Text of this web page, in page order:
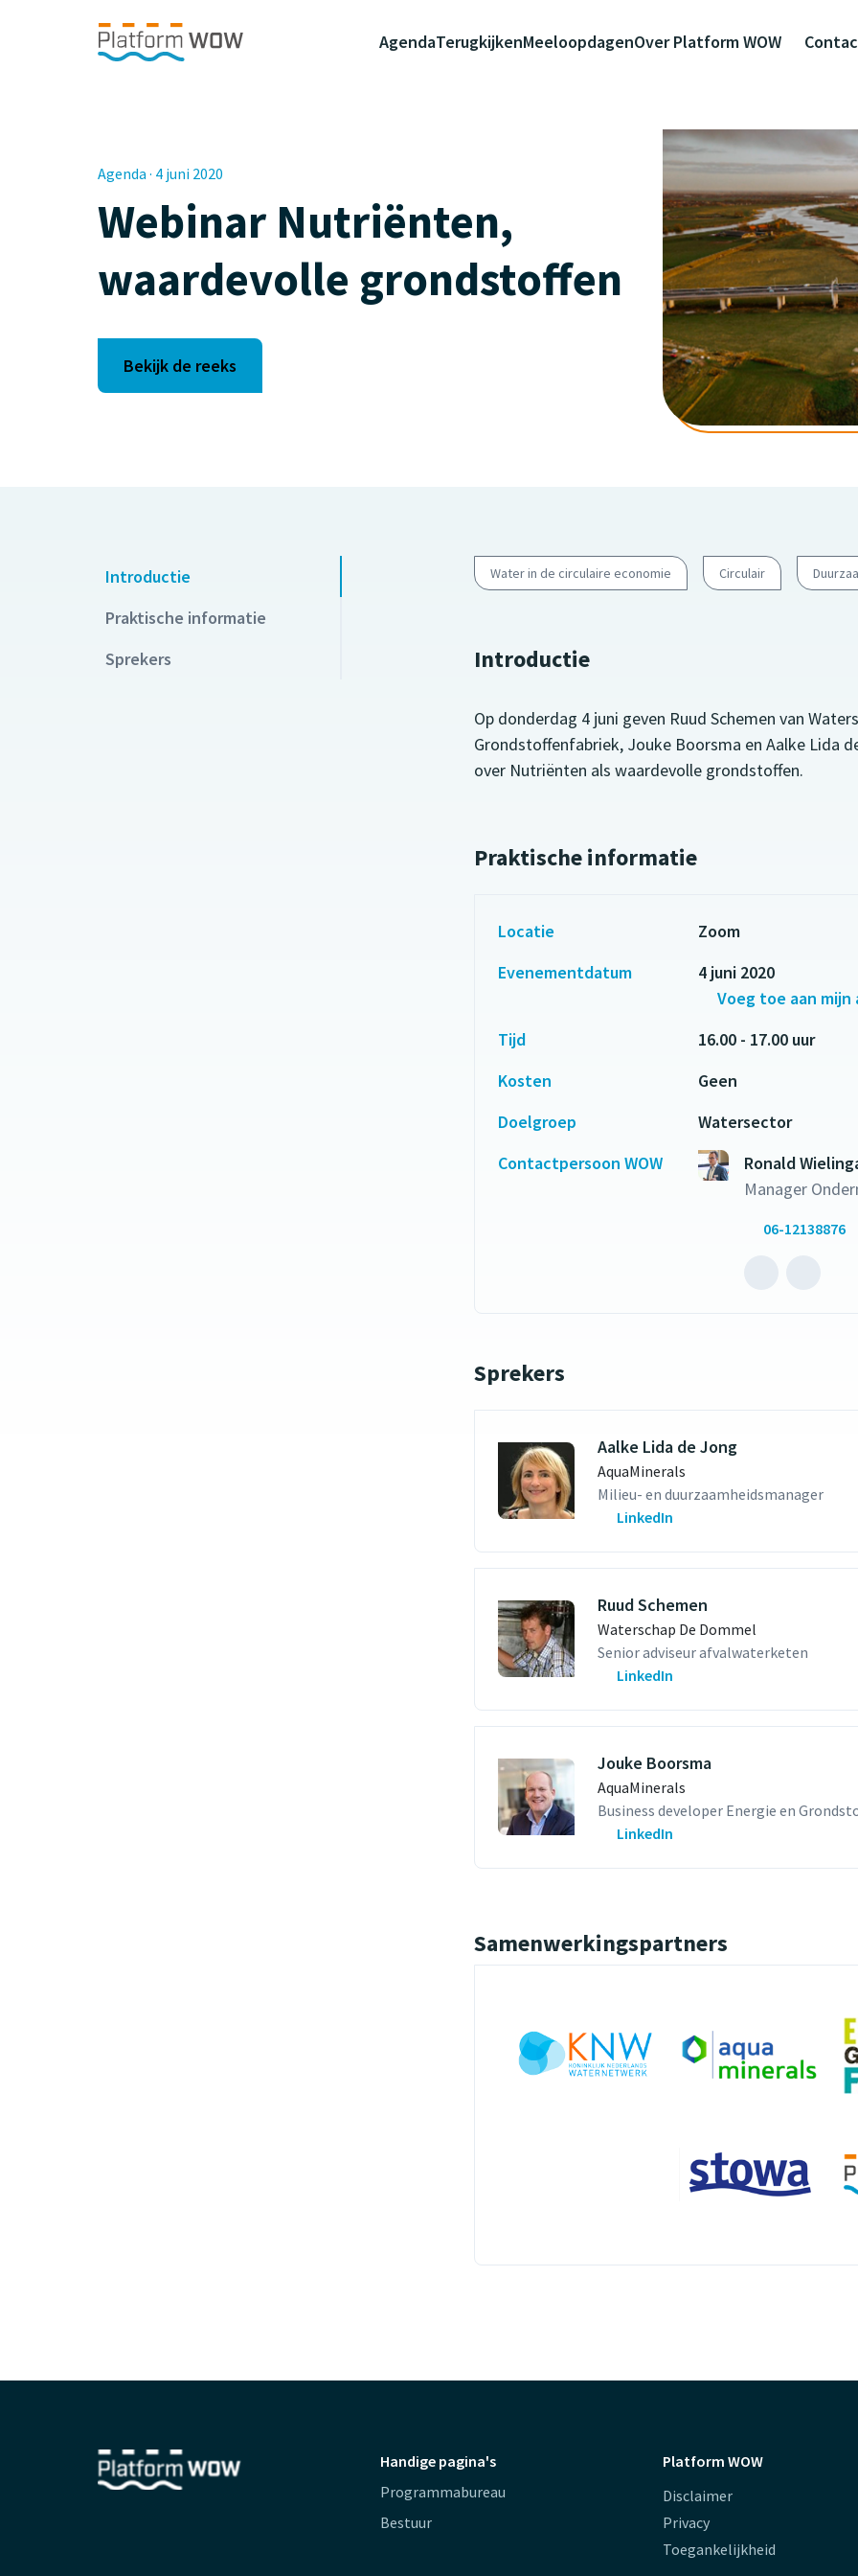
AgendaTerugkijkenMeeloopdagenOver Platform WOW
Agenda · 4 juni 2020
Webinar Nutriënten,
waardevolle grondstoffen
Bekijk de reeks
Introductie
Praktische informatie
Sprekers
Water in de circulaire economie Circulair
Introductie
Op donderdag 4 juni geven Ruud Schemen van
Grondstoffenfabriek, Jouke Boorsma en Aalke Lida
over Nutriënten als waardevolle grondstoffen.
Praktische informatie
Locatie
Zoom
Evenementdatum
4 juni 2020
Voeg toe aan mijn
Tijd
16.00 - 17.00 uur
Kosten
Geen
Doelgroep
Watersector
Contactpersoon WOW
Ronald
Manager
06-12138876
Sprekers
Aalke Lida de Jong
AquaMinerals
Milieu- en duurzaamheidsmanager
LinkedIn
Ruud Schemen
Waterschap De Dommel
Senior adviseur afvalwaterketen
LinkedIn
Jouke Boorsma
AquaMinerals
Business developer Energie en
LinkedIn
Samenwerkingspartners
Handige pagina's
Programmabureau
Bestuur
Platform WOW
Disclaimer
Privacy
Toegankelijkheid